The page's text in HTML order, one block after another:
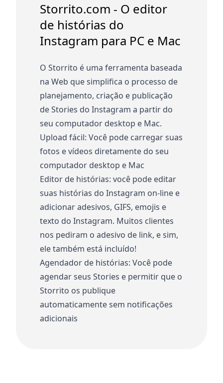
Storrito.com - O editor
de histórias do
Instagram para PC e Mac
O Storrito é uma ferramenta baseada
na Web que simplifica o processo de
planejamento, criação e publicação
de Stories do Instagram a partir do
seu computador desktop e Mac.
Upload fácil: Você pode carregar suas
fotos e vídeos diretamente do seu
computador desktop e Mac
Editor de histórias: você pode editar
suas histórias do Instagram on-line e
adicionar adesivos, GIFS, emojis e
texto do Instagram. Muitos clientes
nos pediram o adesivo de link, e sim,
ele também está incluído!
Agendador de histórias: Você pode
agendar seus Stories e permitir que o
Storrito os publique
automaticamente sem notificações
adicionais